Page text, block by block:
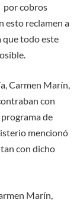
por cobros
esto reclamen a
que todo este
Carmen Marín,
con
de
mencionó
con dicho
Marín,